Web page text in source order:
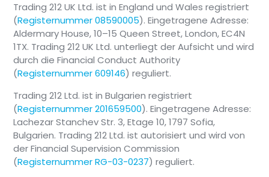
Trading 212 UK Ltd. ist in England und Wales registriert
(Registernummer 08590005). Eingetragene Adresse:
Aldermary House, 10–15 Queen Street, London, EC4N
1TX. Trading 212 UK Ltd. unterliegt der Aufsicht und wird
durch die Financial Conduct Authority
(Registernummer 609146) reguliert.
Trading 212 Ltd. ist in Bulgarien registriert
(Registernummer 201659500). Eingetragene Adresse:
Lachezar Stanchev Str. 3, Etage 10, 1797 Sofia,
Bulgarien. Trading 212 Ltd. ist autorisiert und wird von
der Financial Supervision Commission
(Registernummer RG-03-0237) reguliert.